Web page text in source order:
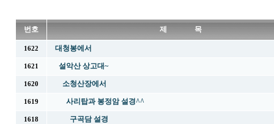
번호 제 목
1622 대청봉에서
1621 설악산 상고대~
1620 소청산장에서
1619 사리탑과 봉정암 설경^^
1618 구곡담 설경